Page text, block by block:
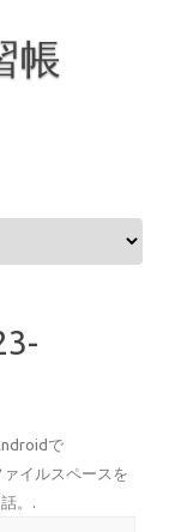
帳
で
イルスペースを
。 .